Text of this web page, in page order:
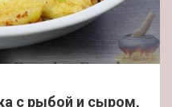
с рыбой и сыром,